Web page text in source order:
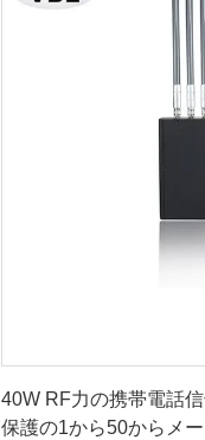
40W RF力の携帯電話
保護の1から50からメ